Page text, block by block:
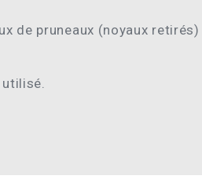
de pruneaux (noyaux retirés)